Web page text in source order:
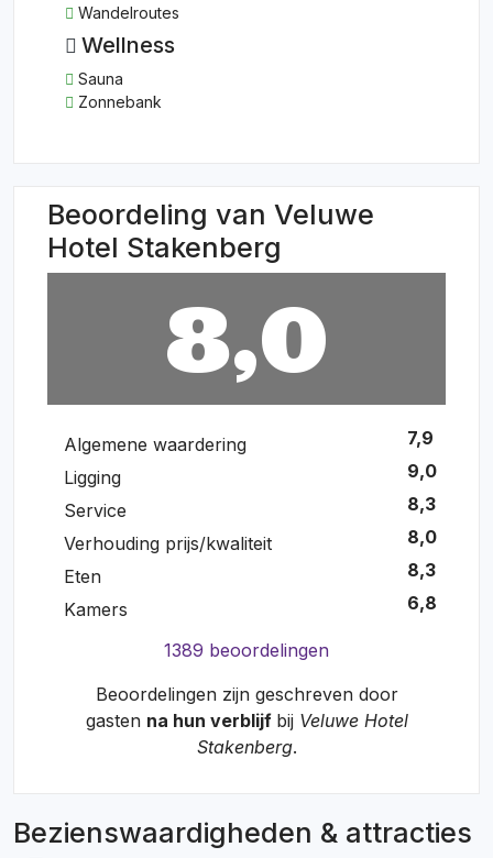
Wandelroutes
Wellness
Sauna
Zonnebank
Beoordeling van Veluwe
Hotel Stakenberg
8,0
Algemene waardering
7,9
Ligging
9,0
Service
8,3
Verhouding prijs/kwaliteit
8,0
Eten
8,3
Kamers
6,8
1389 beoordelingen
Beoordelingen zijn geschreven door
gasten na hun verblijf bij Veluwe Hotel
Stakenberg.
Bezienswaardigheden & attracties